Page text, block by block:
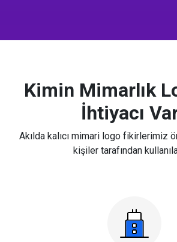
Kimin Mimarlık
İhtiyacı
Akılda kalıcı mimari logo fikirlerimiz
kişiler tarafından